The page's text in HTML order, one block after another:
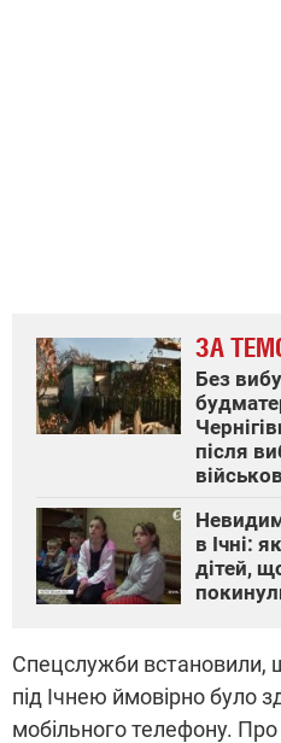
ЗА
Без
після
в Ічні:
дітей,
Спецслужби встановили,
під Ічнею ймовірно було
мобільного телефону.